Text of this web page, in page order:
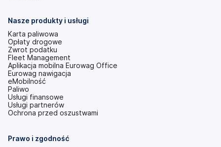
Nasze produkty i usługi
Karta paliwowa
Opłaty drogowe
Zwrot podatku
Fleet Management
Aplikacja mobilna Eurowag Office
Eurowag nawigacja
eMobilność
Paliwo
Usługi finansowe
Usługi partnerów
Ochrona przed oszustwami
Prawo i zgodność